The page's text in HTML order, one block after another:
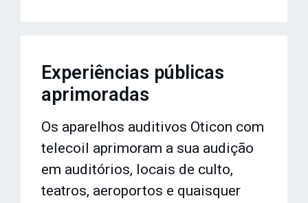
Experiências públicas
aprimoradas
Os aparelhos auditivos Oticon com
telecoil aprimoram a sua audição
em auditórios, locais de culto,
teatros, aeroportos e quaisquer